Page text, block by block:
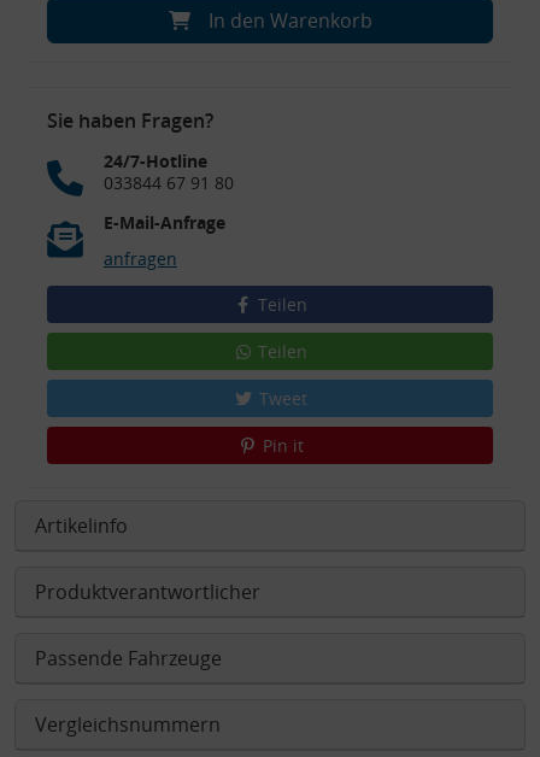
In den Warenkorb
Sie haben Fragen?
24/7-Hotline
033844 67 91 80
E-Mail-Anfrage
anfragen
Teilen
Teilen
Tweet
Pin it
Artikelinfo
Produktverantwortlicher
Passende Fahrzeuge
Vergleichsnummern